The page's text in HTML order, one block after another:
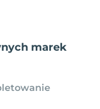
marek